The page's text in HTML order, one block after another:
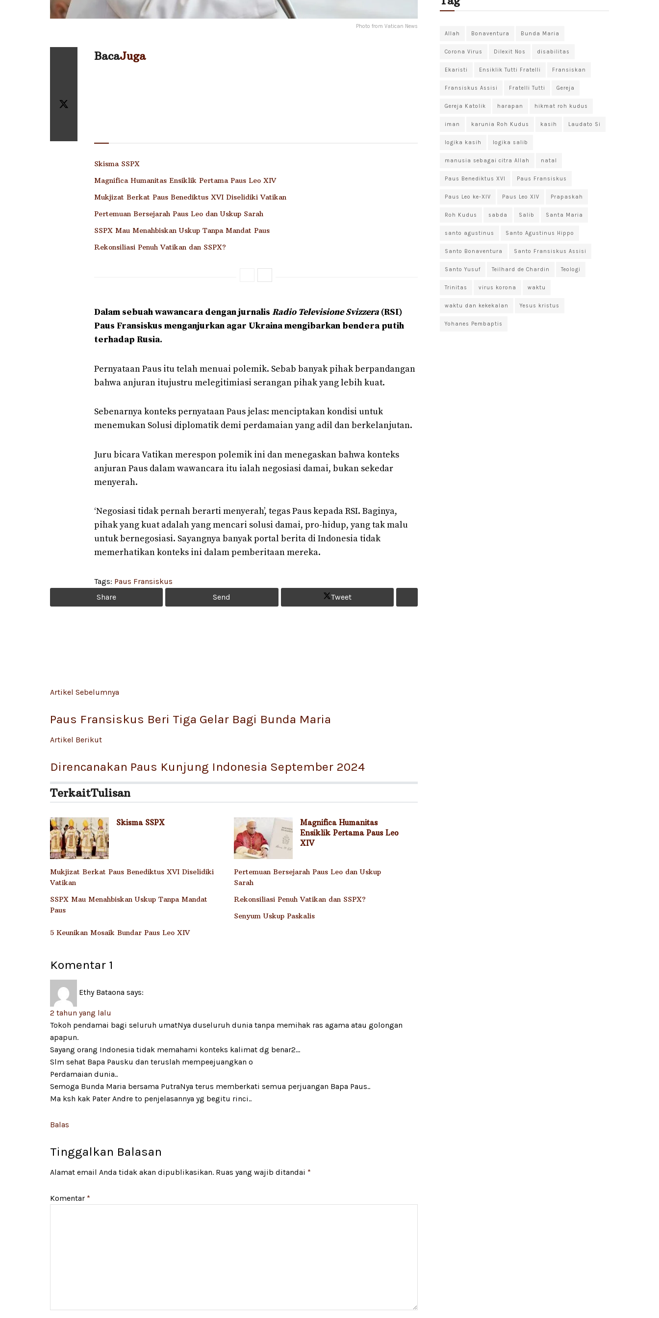
Photo from Vatican News
BacaJuga
Skisma SSPX
Magnifica Humanitas Ensiklik Pertama Paus Leo XIV
Mukjizat Berkat Paus Benediktus XVI Diselidiki Vatikan
Pertemuan Bersejarah Paus Leo dan Uskup Sarah
SSPX Mau Menahbiskan Uskup Tanpa Mandat Paus
Rekonsiliasi Penuh Vatikan dan SSPX?
Dalam sebuah wawancara dengan jurnalis Radio Televisione Svizzera (RSI)
Paus Fransiskus menganjurkan agar Ukraina mengibarkan bendera putih
terhadap Rusia.
Pernyataan Paus itu telah menuai polemik. Sebab banyak pihak berpandangan
bahwa anjuran itujustru melegitimiasi serangan pihak yang lebih kuat.
Sebenarnya konteks pernyataan Paus jelas: menciptakan kondisi untuk
menemukan Solusi diplomatik demi perdamaian yang adil dan berkelanjutan.
Juru bicara Vatikan merespon polemik ini dan menegaskan bahwa konteks
anjuran Paus dalam wawancara itu ialah negosiasi damai, bukan sekedar
menyerah.
‘Negosiasi tidak pernah berarti menyerah’, tegas Paus kepada RSI. Baginya,
pihak yang kuat adalah yang mencari solusi damai, pro-hidup, yang tak malu
untuk bernegosiasi. Sayangnya banyak portal berita di Indonesia tidak
memerhatikan konteks ini dalam pemberitaan mereka.
Tags: Paus Fransiskus
Share
Send Tweet
Artikel Sebelumnya
Paus Fransiskus Beri Tiga Gelar Bagi Bunda Maria
Artikel Berikut
Direncanakan Paus Kunjung Indonesia September 2024
TerkaitTulisan
Skisma SSPX
Magnifica Humanitas
Ensiklik Pertama Paus Leo
XIV
Mukjizat Berkat Paus Benediktus XVI Diselidiki
Vatikan
Pertemuan Bersejarah Paus Leo dan Uskup
Sarah
SSPX Mau Menahbiskan Uskup Tanpa Mandat
Paus
Rekonsiliasi Penuh Vatikan dan SSPX?
Senyum Uskup Paskalis
5 Keunikan Mosaik Bundar Paus Leo XIV
Komentar 1
Ethy Bataona says:
2 tahun yang lalu
Tokoh pendamai bagi seluruh umatNya duseluruh dunia tanpa memihak ras agama atau golongan
apapun.
Sayang orang Indonesia tidak memahami konteks kalimat dg benar2…
Slm sehat Bapa Pausku dan teruslah mempeejuangkan o
Perdamaian dunia..
Semoga Bunda Maria bersama PutraNya terus memberkati semua perjuangan Bapa Paus..
Ma ksh kak Pater Andre to penjelasannya yg begitu rinci..
Balas
Tinggalkan Balasan
Alamat email Anda tidak akan dipublikasikan. Ruas yang wajib ditandai *
Komentar *
Allah Bonaventura Bunda Maria
Corona Virus Dilexit Nos disabilitas
Ekaristi Ensiklik Tutti Fratelli Fransiskan
Fransiskus Assisi Fratelli Tutti Gereja
Gereja Katolik harapan hikmat roh kudus
iman karunia Roh Kudus kasih Laudato Si
logika kasih logika salib
manusia sebagai citra Allah natal
Paus Benediktus XVI Paus Fransiskus
Paus Leo ke-XIV Paus Leo XIV Prapaskah
Roh Kudus sabda Salib Santa Maria
santo agustinus Santo Agustinus Hippo
Santo Bonaventura Santo Fransiskus Assisi
Santo Yusuf Teilhard de Chardin Teologi
Trinitas virus korona waktu
waktu dan kekekalan Yesus kristus
Yohanes Pembaptis